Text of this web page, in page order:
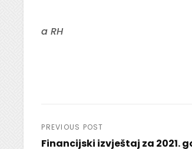
a RH
Josip
Navigacija
PREVIOUS POST
Financijski izvještaj za 2021.